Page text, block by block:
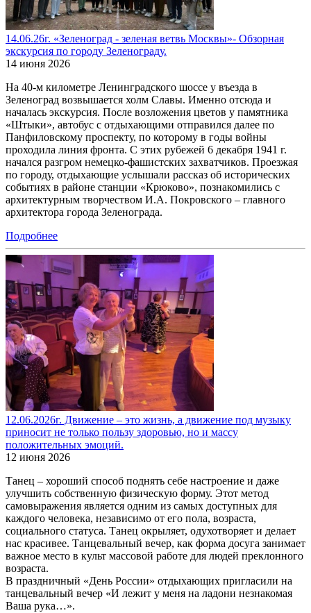
14.06.26г. «Зеленоград - зеленая ветвь Москвы»- Обзорная
экскурсия по городу Зеленограду.
14 июня 2026
На 40-м километре Ленинградского шоссе у въезда в
Зеленоград возвышается холм Славы. Именно отсюда и
началась экскурсия. После возложения цветов у памятника
«Штыки», автобус с отдыхающими отправился далее по
Панфиловскому проспекту, по которому в годы войны
проходила линия фронта. С этих рубежей 6 декабря 1941 г.
начался разгром немецко-фашистских захватчиков. Проезжая
по городу, отдыхающие услышали рассказ об исторических
событиях в районе станции «Крюково», познакомились с
архитектурным творчеством И.А. Покровского – главного
архитектора города Зеленограда.
Подробнее
12.06.2026г. Движение – это жизнь, а движение под музыку
приносит не только пользу здоровью, но и массу
положительных эмоций.
12 июня 2026
Танец – хороший способ поднять себе настроение и даже
улучшить собственную физическую форму. Этот метод
самовыражения является одним из самых доступных для
каждого человека, независимо от его пола, возраста,
социального статуса. Танец окрыляет, одухотворяет и делает
нас красивее. Танцевальный вечер, как форма досуга занимает
важное место в культ массовой работе для людей преклонного
возраста.
В праздничный «День России» отдыхающих пригласили на
танцевальный вечер «И лежит у меня на ладони незнакомая
Ваша рука…».